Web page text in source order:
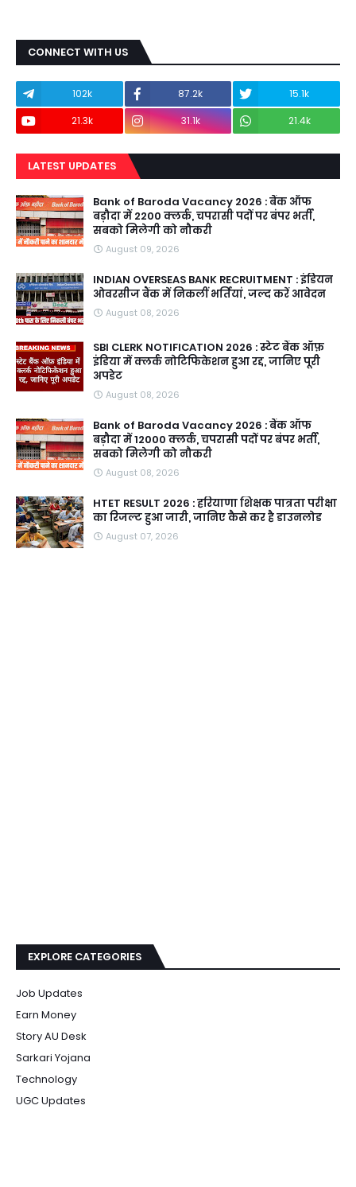
CONNECT WITH US
102k 87.2k
15.1k
21.3k
31.1k 21.4k
LATEST UPDATES
Bank of Baroda Vacancy 2026 : बैंक ऑफ
बड़ौदा में 2200 क्लर्क, चपरासी पदों पर बंपर भर्ती,
सबको मिलेगी को नौकरी
August 09, 2026
INDIAN OVERSEAS BANK RECRUITMENT : इंडियन
ओवरसीज बैंक में निकलीं भर्तियां, जल्द करें आवेदन
August 08, 2026
SBI CLERK NOTIFICATION 2026 : स्टेट बैंक ऑफ़
इंडिया में क्लर्क नोटिफिकेशन हुआ रद्द, जानिए पूरी
अपडेट
August 08, 2026
Bank of Baroda Vacancy 2026 : बैंक ऑफ
बड़ौदा में 12000 क्लर्क, चपरासी पदों पर बंपर भर्ती,
सबको मिलेगी को नौकरी
August 08, 2026
HTET RESULT 2026 : हरियाणा शिक्षक पात्रता परीक्षा
का रिजल्ट हुआ जारी, जानिए कैसे कर है डाउनलोड
August 07, 2026
EXPLORE CATEGORIES
Job Updates
Earn Money
Story AU Desk
Sarkari Yojana
Technology
UGC Updates